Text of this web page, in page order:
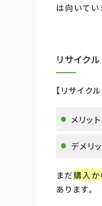
は向いてい
リサイク
【リサイク
メリッ
デメリ
まだ購入か
あります。